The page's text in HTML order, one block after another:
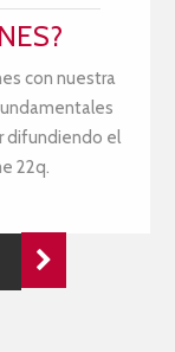
con nuestra
difundiendo el
22q.